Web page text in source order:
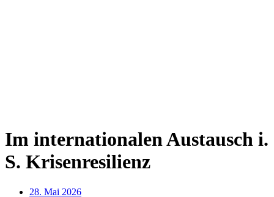
Im internationalen Austausch i.
S. Krisenresilienz
28. Mai 2026